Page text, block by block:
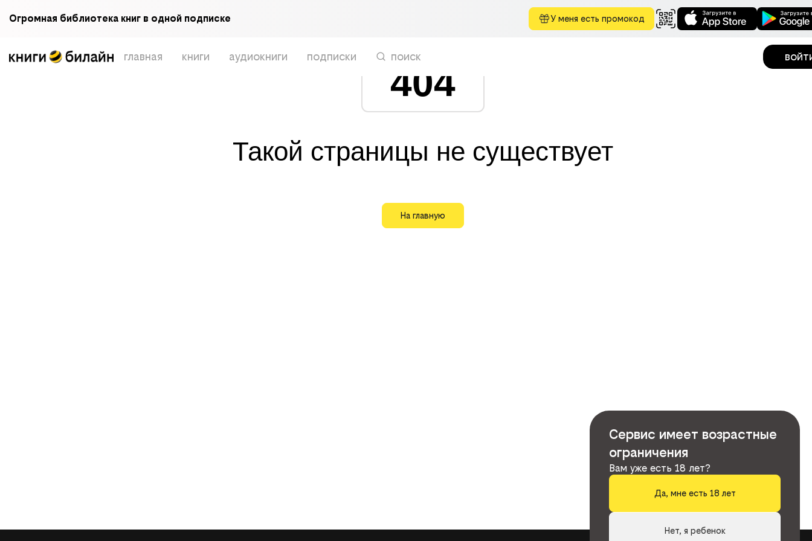
Огромная библиотека книг в одной подписке У меня есть промокод
главная книги аудиокниги подписки поиск
404
Такой страницы не существует
На главную
Сервис имеет возрастные
ограничения
Вам уже есть 18 лет?
Да, мне есть 18 лет
Нет, я ребенок